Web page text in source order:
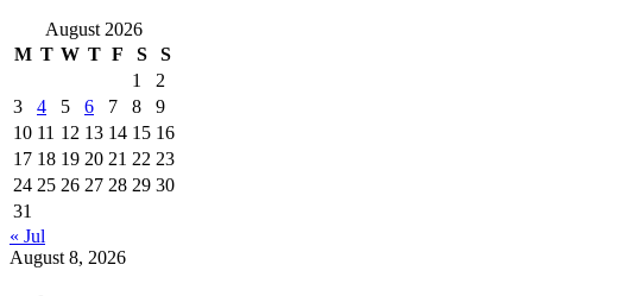
August 2026
M T W T F S
S
1
2
3
4 5 6 7 8
9
10 11 12 13 14 15 16
17 18 19 20 21 22 23
24 25 26 27 28 29 30
31
« Jul
August 8, 2026